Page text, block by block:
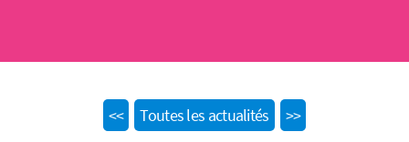
<<Previous
Toutes les actualités >>Next